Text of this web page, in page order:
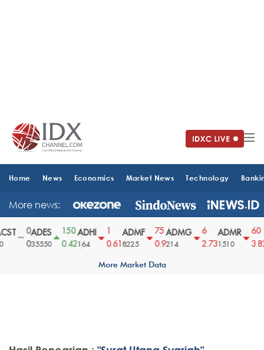
Home News Economics Market News Technology
More news:
0
0
ADES
35550
150
0.42
ADHI
164
0.61
ADMF
8225
75
0.9
ADMG
214
6
2.73
ADMR
1510
60
3.82
More Market Data